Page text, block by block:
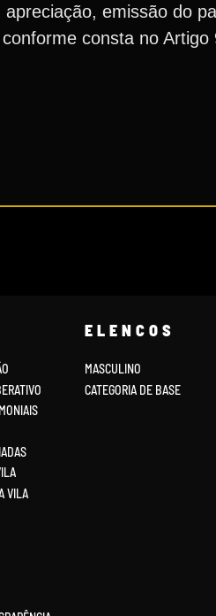
emissão do
consta no
VILA
ELENCOS
MASCULINO
CATEGORIA DE BASE